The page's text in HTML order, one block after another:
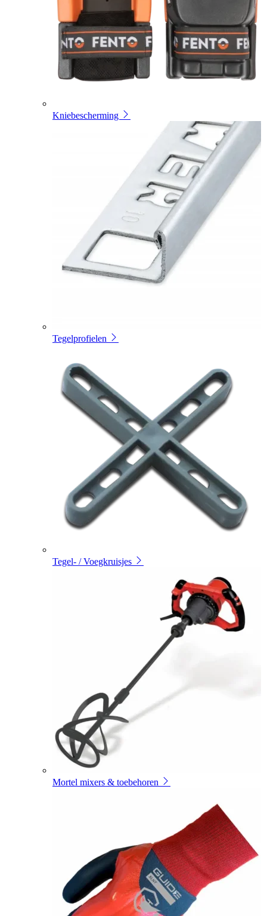
Kniebescherming
Tegelprofielen
Tegel- / Voegkruisjes
Mortel mixers & toebehoren